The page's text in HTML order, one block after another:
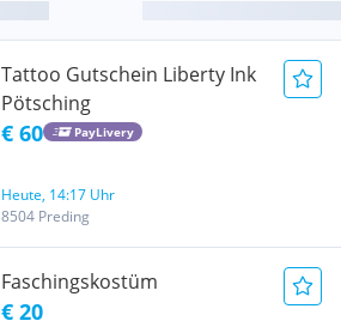
Tattoo Gutschein Liberty Ink
Pötsching
€ 60 PayLivery
Heute, 14:17 Uhr
8504 Preding
Faschingskostüm
€ 20